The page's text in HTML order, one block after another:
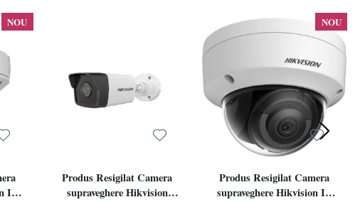
NOU
IP
Produs Resigilat Camera
supraveghere Hikvision
NOU
Produs Resigilat Camera
supraveghere Hikvision IP